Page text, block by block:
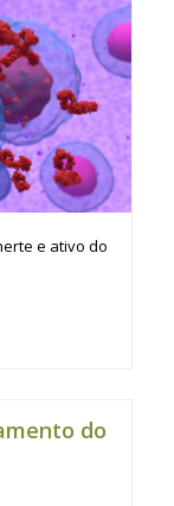
e ativo do
do